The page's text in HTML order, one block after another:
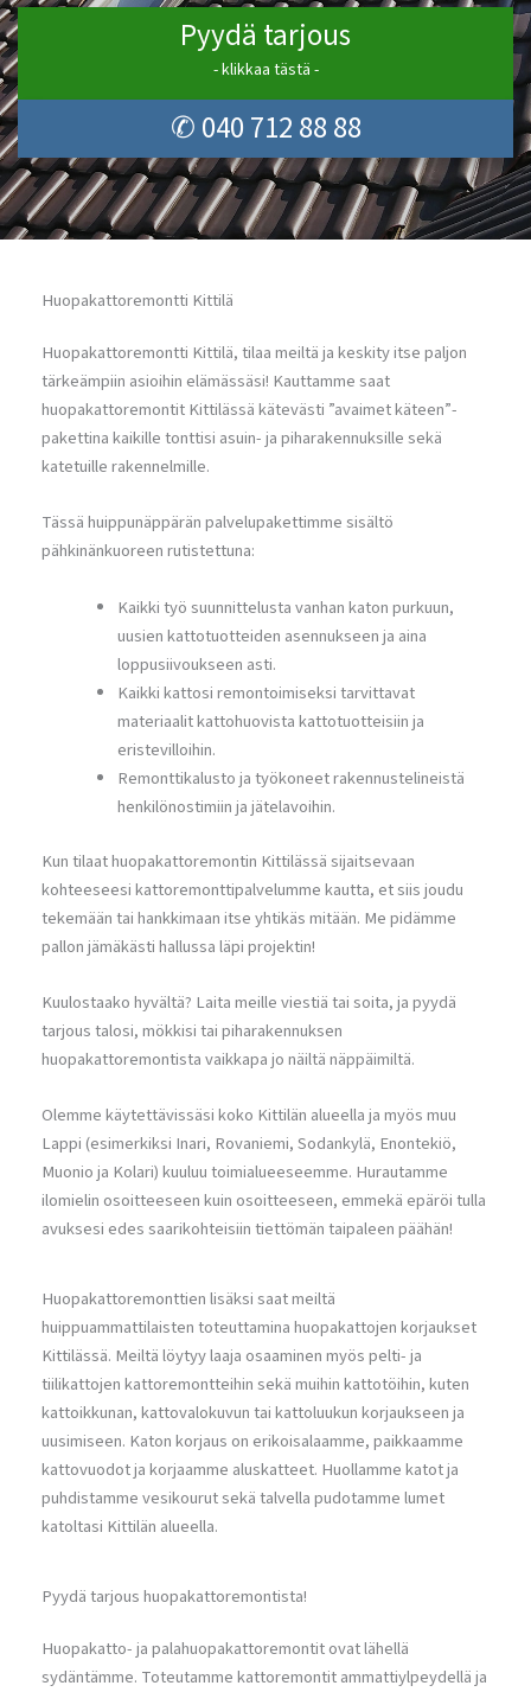
Pyydä tarjous
- klikkaa tästä -
✆ 040 712 88 88
Huopakattoremontti Kittilä
Huopakattoremontti Kittilä, tilaa meiltä ja keskity itse paljon
tärkeämpiin asioihin elämässäsi! Kauttamme saat
huopakattoremontit Kittilässä kätevästi ”avaimet käteen”-
pakettina kaikille tonttisi asuin- ja piharakennuksille sekä
katetuille rakennelmille.
Tässä huippunäppärän palvelupakettimme sisältö
pähkinänkuoreen rutistettuna:
Kaikki työ suunnittelusta vanhan katon purkuun,
uusien kattotuotteiden asennukseen ja aina
loppusiivoukseen asti.
Kaikki kattosi remontoimiseksi tarvittavat
materiaalit kattohuovista kattotuotteisiin ja
eristevilloihin.
Remonttikalusto ja työkoneet rakennustelineistä
henkilönostimiin ja jätelavoihin.
Kun tilaat huopakattoremontin Kittilässä sijaitsevaan
kohteeseesi kattoremonttipalvelumme kautta, et siis joudu
tekemään tai hankkimaan itse yhtikäs mitään. Me pidämme
pallon jämäkästi hallussa läpi projektin!
Kuulostaako hyvältä? Laita meille viestiä tai soita, ja pyydä
tarjous talosi, mökkisi tai piharakennuksen
huopakattoremontista vaikkapa jo näiltä näppäimiltä.
Olemme käytettävissäsi koko Kittilän alueella ja myös muu
Lappi (esimerkiksi Inari, Rovaniemi, Sodankylä, Enontekiö,
Muonio ja Kolari) kuuluu toimialueeseemme. Hurautamme
ilomielin osoitteeseen kuin osoitteeseen, emmekä epäröi tulla
avuksesi edes saarikohteisiin tiettömän taipaleen päähän!
Huopakattoremonttien lisäksi saat meiltä
huippuammattilaisten toteuttamina huopakattojen korjaukset
Kittilässä. Meiltä löytyy laaja osaaminen myös pelti- ja
tiilikattojen kattoremontteihin sekä muihin kattotöihin, kuten
kattoikkunan, kattovalokuvun tai kattoluukun korjaukseen ja
uusimiseen. Katon korjaus on erikoisalaamme, paikkaamme
kattovuodot ja korjaamme aluskatteet. Huollamme katot ja
puhdistamme vesikourut sekä talvella pudotamme lumet
katoltasi Kittilän alueella.
Pyydä tarjous huopakattoremontista!
Huopakatto- ja palahuopakattoremontit ovat lähellä
sydäntämme. Toteutamme kattoremontit ammattiylpeydellä ja